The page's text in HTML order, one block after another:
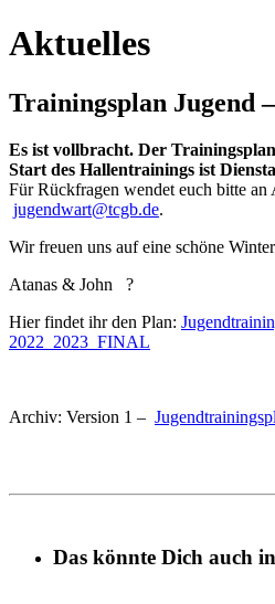
Aktuelles
Trainingsplan Jugend
Es ist vollbracht. Der
Start des Hallentrainings ist
Für Rückfragen wendet euch bitte
jugendwart@tcgb.de.
Wir freuen uns auf eine schöne
Atanas & John ?
Hier findet ihr den Plan:
2022_2023_FINAL
Archiv: Version 1 –
Das könnte Dich auch